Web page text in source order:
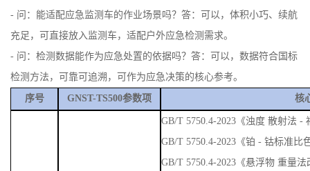
- 问：能适配应急监测车的作业场景吗？答：可以，体积小巧、续航
充足，可直接放入监测车，适配户外应急检测需求。
- 问：检测数据能作为应急处置的依据吗？答：可以，数据符合国标
检测方法，可靠可追溯，可作为应急决策的核心参考。
序号 GNST-TS500参数项 核
GB/T 5750.4-2023《浊度 散射法
GB/T 5750.4-2023《铂 - 钴标准比
GB/T 5750.4-2023《悬浮物 重量法